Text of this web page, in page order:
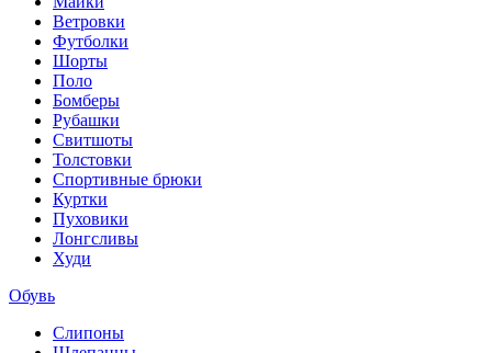
Ветровки
Футболки
Шорты
Поло
Бомберы
Рубашки
Свитшоты
Толстовки
Спортивные брюки
Куртки
Пуховики
Лонгсливы
Худи
Обувь
Слипоны